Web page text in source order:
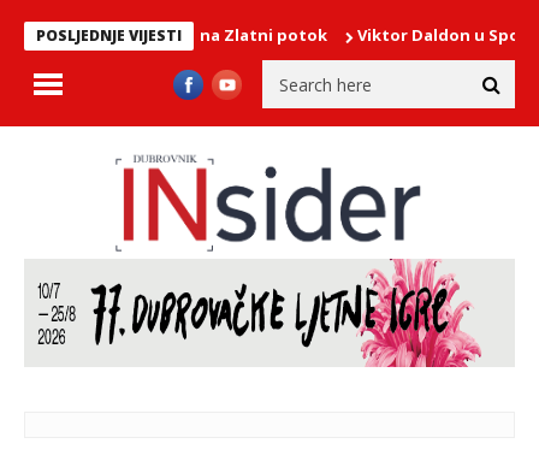
POSLJEDNJE VIJESTI
sportskog terena Zlatni potok Viktor Daldon u Sponzi